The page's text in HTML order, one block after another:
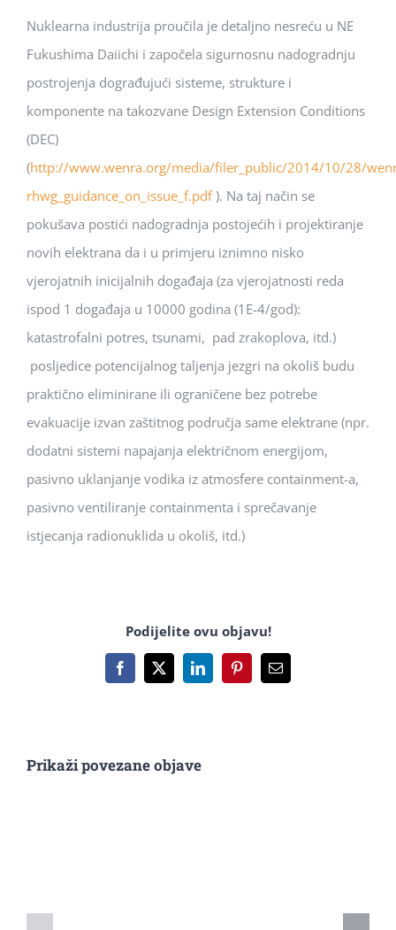
Nuklearna industrija proučila je detaljno nesreću u NE
Fukushima Daiichi i započela sigurnosnu nadogradnju
postrojenja dograđujući sisteme, strukture i
komponente na takozvane Design Extension Conditions
(DEC)
(http://www.wenra.org/media/filer_public/2014/10/28/
rhwg_guidance_on_issue_f.pdf). Na taj način se
pokušava postići nadogradnja postojećih i projektiranje
novih elektrana da i u primjeru iznimno nisko
vjerojatnih inicijalnih događaja (za vjerojatnosti reda
ispod 1 događaja u 10000 godina (1E-4/god):
katastrofalni potres, tsunami, pad zrakoplova, itd.)
posljedice potencijalnog taljenja jezgri na okoliš budu
praktično eliminirane ili ograničene bez potrebe
evakuacije izvan zaštitnog područja same elektrane (npr.
dodatni sistemi napajanja električnom energijom,
pasivno uklanjanje vodika iz atmosfere containment-a,
pasivno ventiliranje containmenta i sprečavanje
istjecanja radionuklida u okoliš, itd.)
Podijelite ovu objavu!
Facebook
X LinkedInPinterestEmail:
Prikaži povezane objave